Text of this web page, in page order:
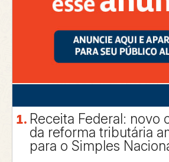
Receita Federal: novo
da reforma tributária
para o Simples